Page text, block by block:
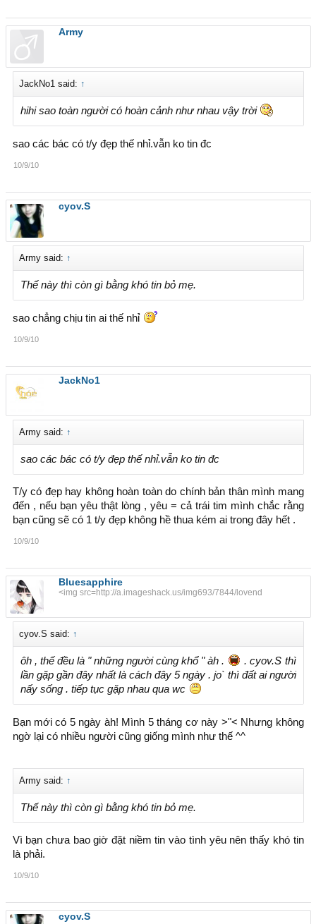
Army
JackNo1 said: ↑
hihi sao toàn người có hoàn cảnh như nhau vậy trời
sao các bác có t/y đẹp thế nhỉ.vẫn ko tin đc
10/9/10
cyov.S
Army said: ↑
Thế này thì còn gì bằng khó tin bỏ mẹ.
sao chẳng chịu tin ai thế nhỉ
10/9/10
JackNo1
Army said: ↑
sao các bác có t/y đẹp thế nhỉ.vẫn ko tin đc
T/y có đẹp hay không hoàn toàn do chính bản thân mình mang
đến , nếu bạn yêu thật lòng , yêu = cả trái tim mình chắc rằng
bạn cũng sẽ có 1 t/y đẹp không hề thua kém ai trong đây hết .
10/9/10
Bluesapphire
<img src=http://a.imageshack.us/img693/7844/lovend
cyov.S said: ↑
ôh , thế đều là " những người cùng khổ " àh .
. cyov.S thì
lần gặp gần đây nhất là cách đây 5 ngày . jo` thì đất ai người
nấy sống . tiếp tục gặp nhau qua wc
Bạn mới có 5 ngày àh! Mình 5 tháng cơ này >"< Nhưng không
ngờ lại có nhiều người cũng giống mình như thế ^^
Army said: ↑
Thế này thì còn gì bằng khó tin bỏ mẹ.
Vì bạn chưa bao giờ đặt niềm tin vào tình yêu nên thấy khó tin
là phải.
10/9/10
cyov.S